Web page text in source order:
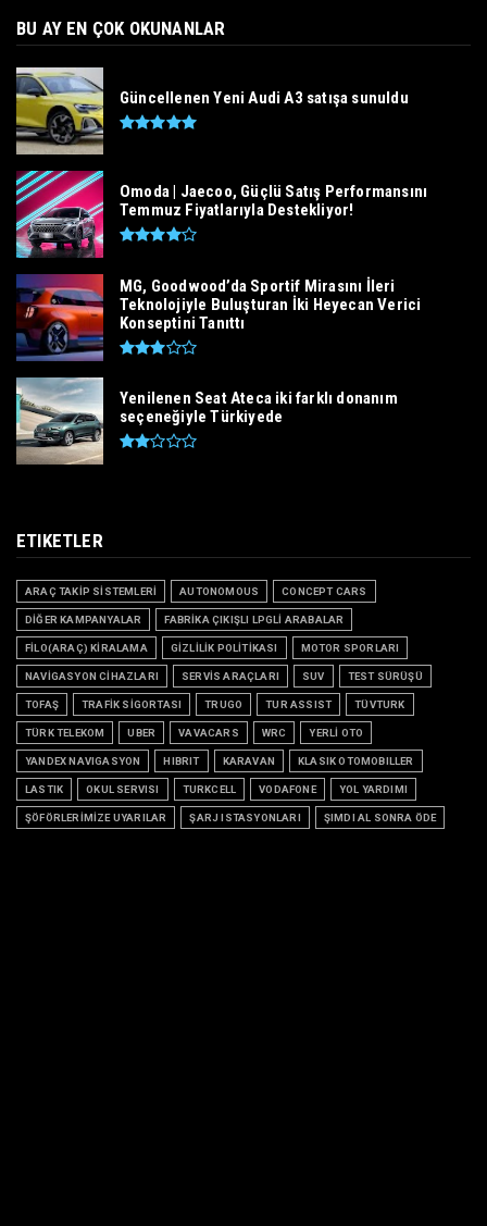
BU AY EN ÇOK OKUNANLAR
Güncellenen Yeni Audi A3 satışa sunuldu
Omoda | Jaecoo, Güçlü Satış Performansını
Temmuz Fiyatlarıyla Destekliyor!
MG, Goodwood’da Sportif Mirasını İleri
Teknolojiyle Buluşturan İki Heyecan Verici
Konseptini Tanıttı
Yenilenen Seat Ateca iki farklı donanım
seçeneğiyle Türkiyede
ETIKETLER
ARAÇ TAKİP SİSTEMLERİ AUTONOMOUS CONCEPT CARS
DİĞER KAMPANYALAR FABRİKA ÇIKIŞLI LPGLİ ARABALAR
FİLO(ARAÇ) KİRALAMA GİZLİLİK POLİTİKASI MOTOR SPORLARI
NAVİGASYON CİHAZLARI SERVİS ARAÇLARI SUV TEST SÜRÜŞÜ
TOFAŞ TRAFİK SİGORTASI TRUGO TUR ASSIST TÜVTURK
TÜRK TELEKOM UBER VAVACARS WRC YERLİ OTO
YANDEX NAVIGASYON HIBRIT KARAVAN KLASIK OTOMOBILLER
LASTIK OKUL SERVISI TURKCELL VODAFONE YOL YARDIMI
ŞÖFÖRLERİMİZE UYARILAR ŞARJ ISTASYONLARI ŞIMDI AL SONRA ÖDE